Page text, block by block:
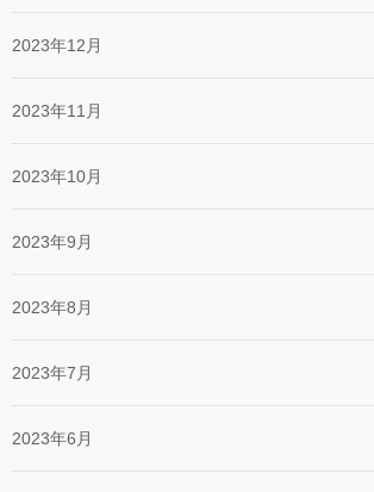
2023年12月
2023年11月
2023年10月
2023年9月
2023年8月
2023年7月
2023年6月